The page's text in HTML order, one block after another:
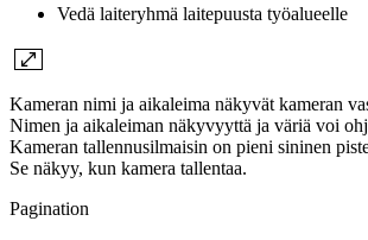
Vedä laiteryhmä laitepuusta työalueelle
Kameran nimi ja aikaleima näkyvät kameran
Nimen ja aikaleiman näkyvyyttä ja väriä voi
Kameran tallennusilmaisin on pieni sininen
Se näkyy, kun kamera tallentaa.
Pagination